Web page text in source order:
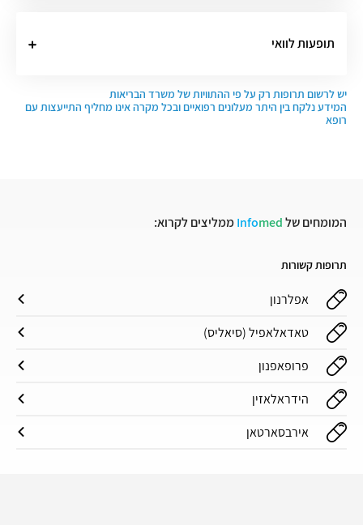
תופעות לוואי
יש לרשום תרופות רק על פי ההתוויות של משרד הבריאות
המידע נלקח בין היתר מעלונים רפואיים ובכל מקרה אינו מחליף התייעצות עם
רופא
המומחים של Infomed ממליצים לקרוא:
תרופות קשורות
אפלרנון
טאדאלאפיל (סיאליס)
פרופאפנון
הידראלאזין
אירבסארטאן